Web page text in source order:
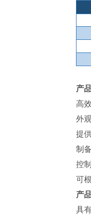
产
高
外
提
制
控
可
产
具